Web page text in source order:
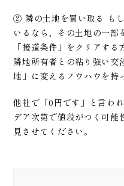
② 隣の土地を買い取る も
いるなら、その土地の一部
「接道条件」をクリアす
隣地所有者との粘り強い交
地」に変えるノウハウを持
他社で「0円です」と言わ
デア次第で値段がつく可
見させてください。